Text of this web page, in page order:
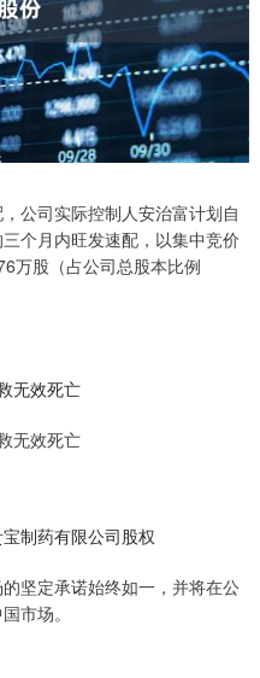
公司实际控制人安治富计划自
个月内旺发速配，以集中竞价
万股（占公司总股本比例
无效死亡
无效死亡
制药有限公司股权
坚定承诺始终如一，并将在公
市场。